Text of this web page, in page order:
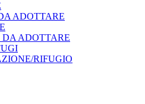
ADOTTARE
ADOTTARE
RIFUGIO